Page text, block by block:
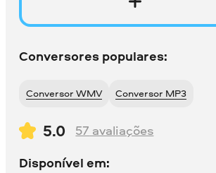
Conversores populares:
Conversor WMV Conversor MP3
5.0 57 avaliações
Disponível em: